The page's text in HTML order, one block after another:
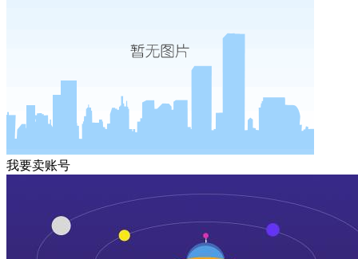
我要卖账号